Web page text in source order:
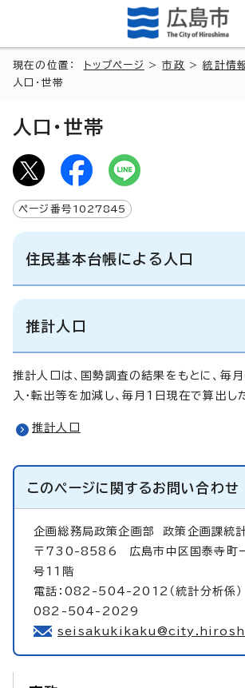
現在の位置： トップページ >市政 >統計情
人口・世帯
人口・世帯
ページ番号 1027845
住民基本台帳による人口
推計人口
推計人口は、国勢調査の結果をもとに、毎月
入・転出等を加減し、毎月1日現在で算出し
推計人口
このページに関するお問い合わせ
企画総務局政策企画部政策企画課統
〒730-8586 広島市中区国泰寺町
号11階
電話：082-504-2012（統計分析係）
082-504-2029